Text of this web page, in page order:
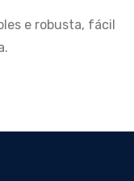
e robusta, fácil